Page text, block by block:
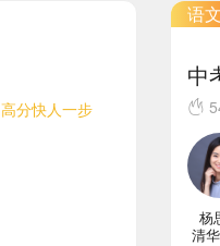
高分快人一步
语
中
杨
清